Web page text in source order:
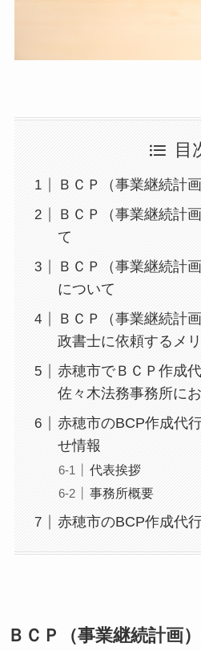
目
ＢＣＰ（事業継続計
ＢＣＰ（事業継続計
て
ＢＣＰ（事業継続計
について
ＢＣＰ（事業継続計
政書士に依頼するメ
赤穂市でＢＣＰ作成
佐々木法務事務所に
赤穂市のBCP作成代
せ情報
代表挨拶
事務所概要
赤穂市のBCP作成代
ＢＣＰ（事業継続計画